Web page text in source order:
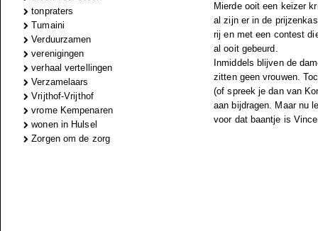
tonpraters
Tumaini
Verduurzamen
verenigingen
verhaal vertellingen
Verzamelaars
Vrijthof-Vrijthof
vrome Kempenaren
wonen in Hulsel
Zorgen om de zorg
Mierde ooit een keizer
al zijn er in de
rij en met een contest
al ooit gebeurd.
Inmiddels blijven de
zitten geen vrouwen.
(of spreek je dan van
aan bijdragen. Maar nu
voor dat baantje is